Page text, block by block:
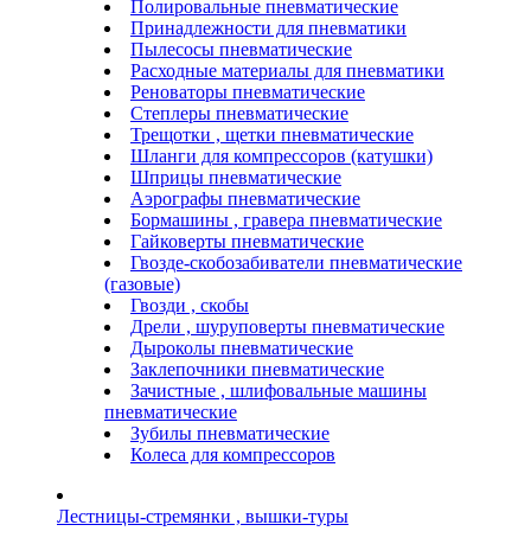
Полировальные пневматические
Принадлежности для пневматики
Пылесосы пневматические
Расходные материалы для пневматики
Реноваторы пневматические
Степлеры пневматические
Трещотки , щетки пневматические
Шланги для компрессоров (катушки)
Шприцы пневматические
Аэрографы пневматические
Бормашины , гравера пневматические
Гайковерты пневматические
Гвозде-скобозабиватели пневматические
(газовые)
Гвозди , скобы
Дрели , шуруповерты пневматические
Дыроколы пневматические
Заклепочники пневматические
Зачистные , шлифовальные машины
пневматические
Зубилы пневматические
Колеса для компрессоров
Лестницы-стремянки , вышки-туры